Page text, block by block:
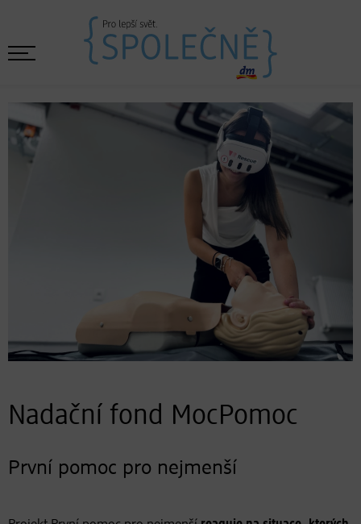
Nadační fond MocPomoc
První pomoc pro nejmenší